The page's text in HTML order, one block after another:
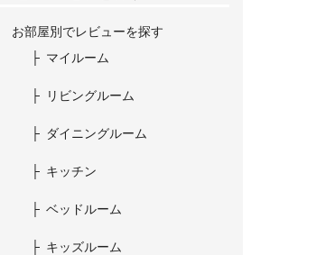
お部屋別でレビューを探す
マイルーム
リビングルーム
ダイニングルーム
キッチン
ベッドルーム
キッズルーム